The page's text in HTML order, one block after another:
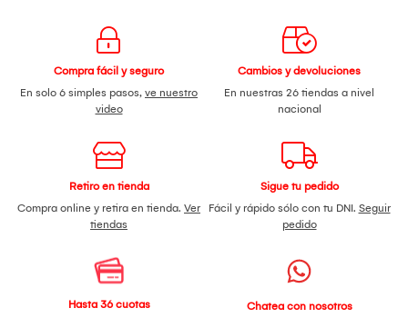
Compra fácil y seguro
En solo 6 simples pasos, ve nuestro
video
Cambios y devoluciones
En nuestras 26 tiendas a nivel
nacional
Retiro en tienda
Compra online y retira en tienda. Ver
tiendas
Sigue tu pedido
Fácil y rápido sólo con tu DNI. Seguir
pedido
Hasta 36 cuotas
Chatea con nosotros